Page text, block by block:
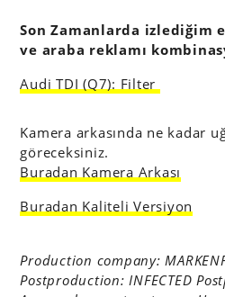
Son Zamanlarda izlediğim
ve araba reklamı
Audi TDI (Q7): Filter
Kamera arkasında ne kadar
göreceksiniz.
Buradan Kamera Arkası
Buradan Kaliteli Versiyon
Production company:
Postproduction: INFECTED